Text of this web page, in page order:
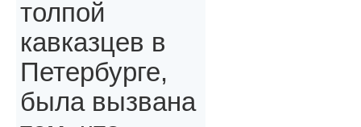
толпой
кавказцев в
Петербурге,
была вызвана